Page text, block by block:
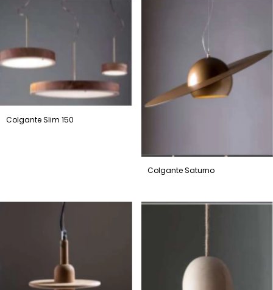
Colgante Slim 150
Colgante Saturno